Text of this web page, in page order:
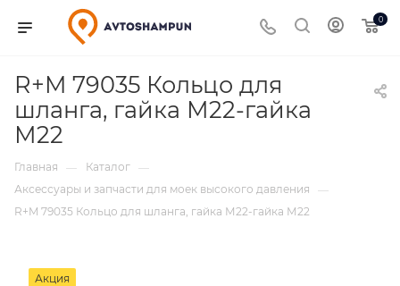
0
R+M 79035 Кольцо для
шланга, гайка М22-гайка
М22
Главная — Каталог —
Аксессуары и запчасти для моек высокого давления
—
R+M 79035 Кольцо для шланга, гайка М22-гайка М22
Акция